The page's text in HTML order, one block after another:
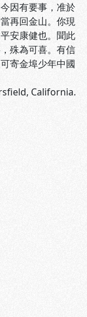
因有要事，准於
再回金山。你現
安康健也。聞此
殊為可喜。有信
寄金埠少年中國
California.